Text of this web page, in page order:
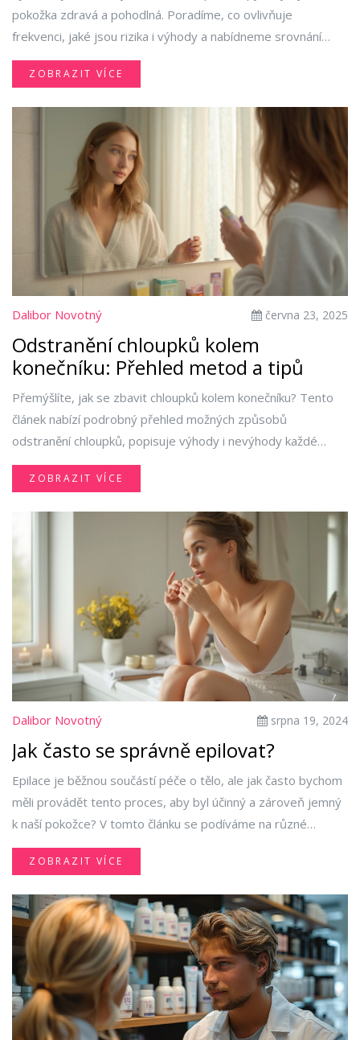
pokožka zdravá a pohodlná. Poradíme, co ovlivňuje
frekvenci, jaké jsou rizika i výhody a nabídneme srovnání
hlavních metod.
ZOBRAZIT VÍCE
Dalibor Novotný června 23, 2025
Odstranění chloupků kolem
konečníku: Přehled metod a tipů
Přemýšlíte, jak se zbavit chloupků kolem konečníku? Tento
článek nabízí podrobný přehled možných způsobů
odstranění chloupků, popisuje výhody i nevýhody každé
metody a přidává vychytané tipy na péči o intimní partie.
Naučíte se, jak si správně poradit s chloupky doma, kdy
Dočtete se také, které omyly kolují o péči v této oblasti.
Pokud vás tato tématika někdy napadla, tady najdete
nejdůležitější rady pohromadě.
ZOBRAZIT VÍCE
Dalibor Novotný srpna 19, 2024
Jak často se správně epilovat?
Epilace je běžnou součástí péče o tělo, ale jak často bychom
měli provádět tento proces, aby byl účinný a zároveň jemný
k naší pokožce? V tomto článku se podíváme na různé
faktory, které ovlivňují frekvenci epilace, tipy pro minimalizaci
podráždění a rady, jak udržet hladkou pokožku co nejdéle.
ZOBRAZIT VÍCE